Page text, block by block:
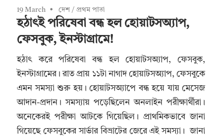
19 March দেশ / প্রথম পাতা
হঠাৎই পরিষেবা বন্ধ হল হোয়াটসঅ্যাপ,
ফেসবুক, ইনস্টাগ্রামে!
হঠাৎ করে পরিষেবা বন্ধ হল হোয়াটসঅ্যাপ, ফেসবুক,
ইনস্টাগ্রামের। রাত প্রায় ১১টা নাগাদ হোয়াটসঅ্য়াপ, ফেসবুকে
এমন সমস্যা শুরু হয়। হোয়াটসঅ্যাপে বন্ধ হয়ে যায় মেসেজ
আদান-প্রদান। সমস্যায় পড়েছিলেন অনলাইন পরীক্ষার্থীরা।
অনেকেরই পরীক্ষা আটকে গিয়েছিল। প্রাথমিকভাবে জানা
গিয়েছে ফেসবুকের সার্ভার বিভ্রাটের জেরে এই সমস্যা। জানা